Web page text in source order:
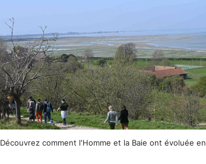
Découvrez comment l'Homme et la Baie ont évoluée